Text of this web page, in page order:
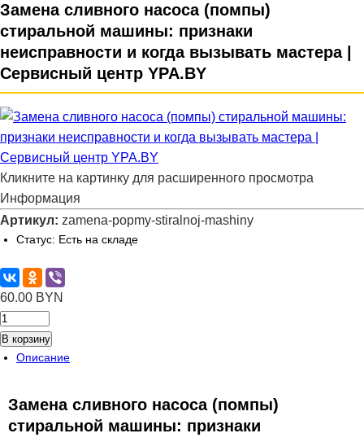
Замена сливного насоса (помпы)
стиральной машины: признаки
неисправности и когда вызывать мастера |
Сервисный центр YPA.BY
Кликните на картинку для расширенного просмотра
Информация
Артикул: zamena-popmy-stiralnoj-mashiny
Статус: Есть на складе
60.00 BYN
В корзину
Описание
Замена сливного насоса (помпы)
стиральной машины: признаки